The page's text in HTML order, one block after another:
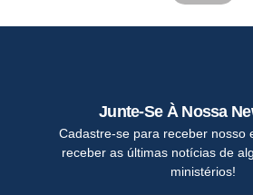
Junte-Se À Nossa
Cadastre-se para receber nosso
receber as últimas notícias de
ministérios!